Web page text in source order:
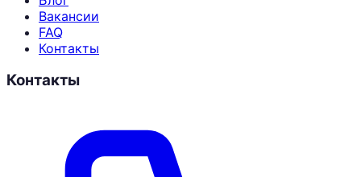
Вакансии
FAQ
Контакты
Контакты